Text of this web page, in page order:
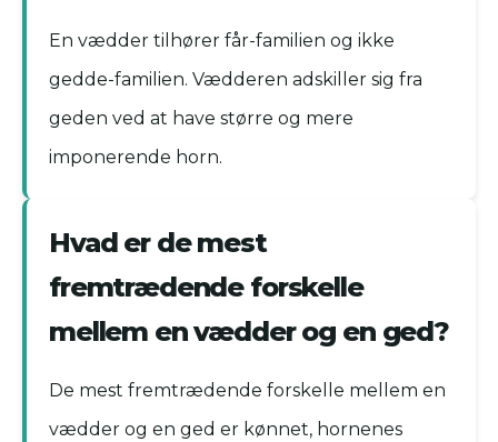
En vædder tilhører får-familien og ikke
gedde-familien. Vædderen adskiller sig fra
geden ved at have større og mere
imponerende horn.
Hvad er de mest
fremtrædende forskelle
mellem en vædder og en ged?
De mest fremtrædende forskelle mellem en
vædder og en ged er kønnet, hornenes